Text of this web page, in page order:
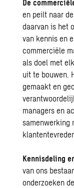
De
en peilt naar
daarvan is het
van kennis en
commerciële
als doel met
uit te bouwen.
gemaakt en
managers en
samenwerking
Kennisdeling
van ons
onderzoeken